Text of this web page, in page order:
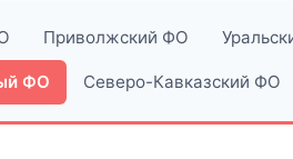
Приволжский ФО
ФО Северо-Кавказский ФО